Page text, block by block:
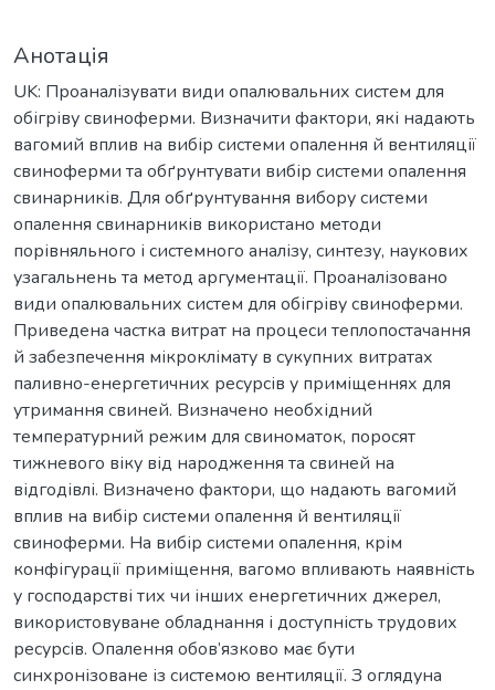
Анотація
UK: Проаналізувати види опалювальних систем для
обігріву свиноферми. Визначити фактори, які надають
вагомий вплив на вибір системи опалення й вентиляції
свиноферми та обґрунтувати вибір системи опалення
свинарників. Для обґрунтування вибору системи
опалення свинарників використано методи
порівняльного і системного аналізу, синтезу, наукових
узагальнень та метод аргументації. Проаналізовано
види опалювальних систем для обігріву свиноферми.
Приведена частка витрат на процеси теплопостачання
й забезпечення мікроклімату в сукупних витратах
паливно-енергетичних ресурсів у приміщеннях для
утримання свиней. Визначено необхідний
температурний режим для свиноматок, поросят
тижневого віку від народження та свиней на
відгодівлі. Визначено фактори, що надають вагомий
вплив на вибір системи опалення й вентиляції
свиноферми. На вибір системи опалення, крім
конфігурації приміщення, вагомо впливають наявність
у господарстві тих чи інших енергетичних джерел,
використовуване обладнання і доступність трудових
ресурсів. Опалення обов’язково має бути
синхронізоване із системою вентиляції. З оглядуна